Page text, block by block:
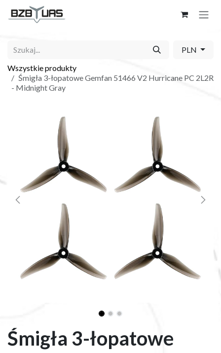
Skip to Content
PLN
Wszystkie produkty
Śmigła 3-łopatowe Gemfan 51466 V2 Hurricane PC 2L2R
- Midnight Gray
Śmigła 3-łopatowe